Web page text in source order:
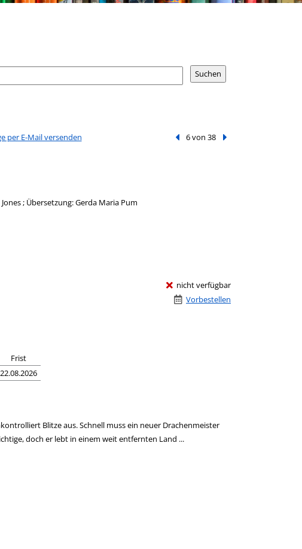
per E-Mail versenden Vorheriger Treffer
6 von 38 Nächster Treffer
; Übersetzung: Gerda Maria Pum
nicht verfügbar
Vorbestellen
Frist
22.08.2026
Blitze aus. Schnell muss ein neuer Drachenmeister
doch er lebt in einem weit entfernten Land ...